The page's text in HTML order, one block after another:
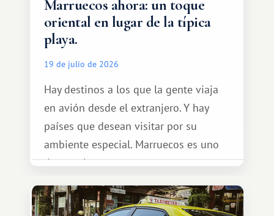
Marruecos ahora: un toque
oriental en lugar de la típica
playa.
19 de julio de 2026
Hay destinos a los que la gente viaja
en avión desde el extranjero. Y hay
países que desean visitar por su
ambiente especial. Marruecos es uno
de esos lugares.